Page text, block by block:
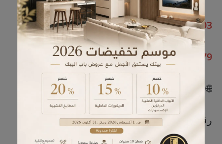
0539510203
0595541079
🌐 مؤسسة بيت الياقوت للخدمات العقارية
رقم السجل : 2050159428